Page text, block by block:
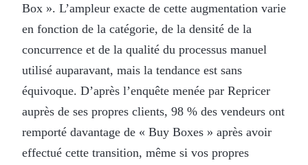
Box ». L’ampleur exacte de cette augmentation varie
en fonction de la catégorie, de la densité de la
concurrence et de la qualité du processus manuel
utilisé auparavant, mais la tendance est sans
équivoque. D’après l’enquête menée par Repricer
auprès de ses propres clients, 98 % des vendeurs ont
remporté davantage de « Buy Boxes » après avoir
effectué cette transition, même si vos propres